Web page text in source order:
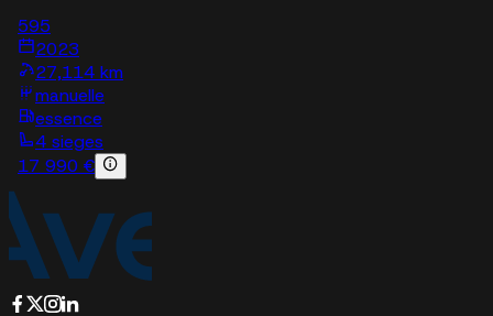
595
2023
27,114 km
manuelle
essence
4 sieges
17 990 €